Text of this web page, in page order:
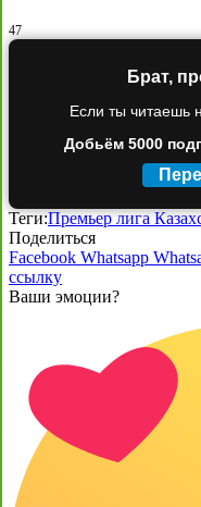
47
Брат,
Если ты читаешь
Добьём 5000
Теги:Премьер лига
Поделиться
Facebook Whatsapp
ссылку
Ваши эмоции?